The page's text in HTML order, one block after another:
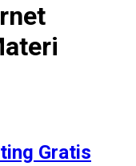
Gratis